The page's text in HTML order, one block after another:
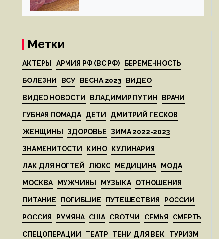
Метки
АКТЕРЫ АРМИЯ РФ (ВС РФ) БЕРЕМЕННОСТЬ
БОЛЕЗНИ ВСУ ВЕСНА 2023 ВИДЕО
ВИДЕО НОВОСТИ ВЛАДИМИР ПУТИН ВРАЧИ
ГУБНАЯ ПОМАДА ДЕТИ ДМИТРИЙ ПЕСКОВ
ЖЕНЩИНЫ ЗДОРОВЬЕ ЗИМА 2022-2023
ЗНАМЕНИТОСТИ КИНО КУЛИНАРИЯ
ЛАК ДЛЯ НОГТЕЙ ЛЮКС МЕДИЦИНА МОДА
МОСКВА МУЖЧИНЫ МУЗЫКА ОТНОШЕНИЯ
ПИТАНИЕ ПОГИБШИЕ ПУТЕШЕСТВИЯ РОССИИ
РОССИЯ РУМЯНА США СВОТЧИ СЕМЬЯ СМЕРТЬ
СПЕЦОПЕРАЦИИ ТЕАТР ТЕНИ ДЛЯ ВЕК ТУРИЗМ